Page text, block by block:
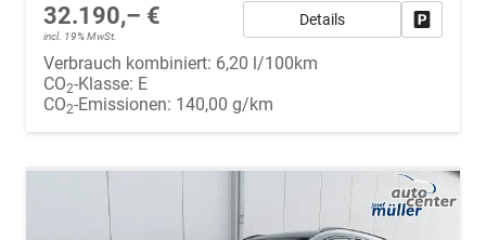
32.190,– €
incl. 19% MwSt.
Details
Verbrauch kombiniert: 6,20 l/100km
CO2-Klasse: E
CO2-Emissionen: 140,00 g/km